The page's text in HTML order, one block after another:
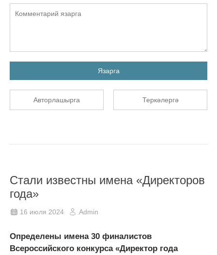
Язарга
Авторлашырга Теркәлергә
Стали известны имена «Директоров
года»
16 июля 2024 Admin
Определены имена 30 финалистов
Всероссийского конкурса «Директор года